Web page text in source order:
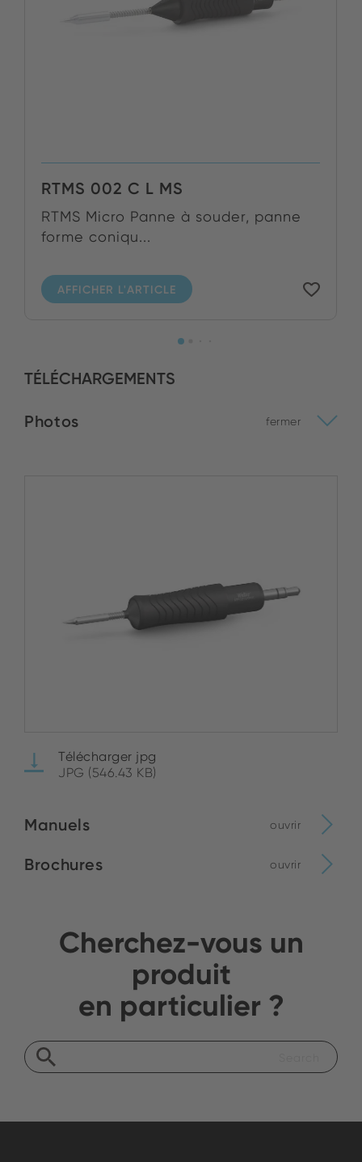
RTMS 002 C L MS
RTMS Micro Panne à souder, panne
forme coniqu...
AFFICHER L'ARTICLE
TÉLÉCHARGEMENTS
Photos fermer
Télécharger jpg
JPG (546.43 KB)
Manuels ouvrir
Brochures ouvrir
Cherchez-vous un
produit
en particulier ?